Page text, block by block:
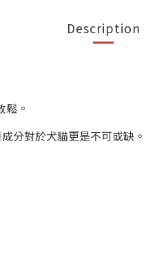
Description
。
分對於犬貓更是不可或缺。